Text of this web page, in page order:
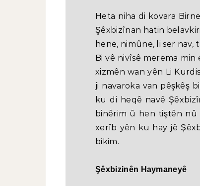
Heta niha di kovara
Şêxbizînan hatin
hene, nimûne, li ser nav,
Bi vê nivîsê merema
xizmên wan yên Li
ji navaroka van pêşkêş
ku di heqê navê
binêrim û hen tiştên nû
xerîb yên ku hay jê
bikim.
Şêxbizinên Haymaneyê